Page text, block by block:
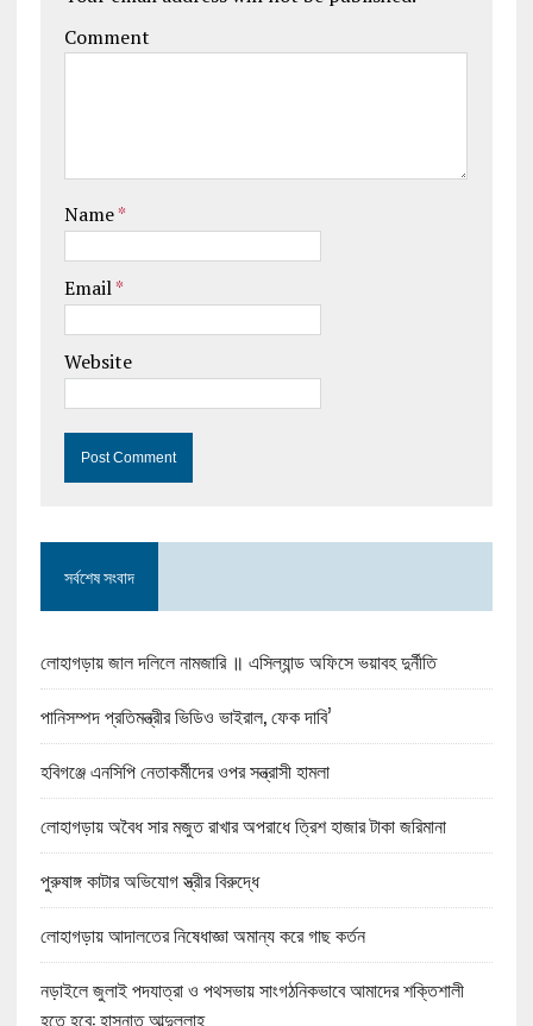
Comment
Name*
Email*
Website
সর্বশেষ সংবাদ
লোহাগড়ায় জাল দলিলে নামজারি ॥ এসিল্যান্ড অফিসে ভয়াবহ দুর্নীতি
পানিসম্পদ প্রতিমন্ত্রীর ভিডিও ভাইরাল, ফেক দাবি’
হবিগঞ্জে এনসিপি নেতাকর্মীদের ওপর সন্ত্রাসী হামলা
লোহাগড়ায় অবৈধ সার মজুত রাখার অপরাধে ত্রিশ হাজার টাকা জরিমানা
পুরুষাঙ্গ কাটার অভিযোগ স্ত্রীর বিরুদ্ধে
লোহাগড়ায় আদালতের নিষেধাজ্ঞা অমান্য করে গাছ কর্তন
নড়াইলে জুলাই পদযাত্রা ও পথসভায় সাংগঠনিকভাবে আমাদের শক্তিশালী
হতে হবে: হাসনাত আব্দুল্লাহ